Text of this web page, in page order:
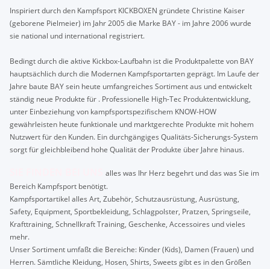
Inspiriert durch den Kampfsport KICKBOXEN gründete Christine Kaiser
(geborene Pielmeier) im Jahr 2005 die Marke BAY - im Jahre 2006 wurde
sie national und international registriert.
Bedingt durch die aktive Kickbox-Laufbahn ist die Produktpalette von BAY
hauptsächlich durch die Modernen Kampfsportarten geprägt. Im Laufe der
Jahre baute BAY sein heute umfangreiches Sortiment aus und entwickelt
ständig neue Produkte für . Professionelle High-Tec Produktentwicklung,
unter Einbeziehung von kampfsportspezifischem KNOW-HOW
gewährleisten heute funktionale und marktgerechte Produkte mit hohem
Nutzwert für den Kunden. Ein durchgängiges Qualitäts-Sicherungs-System
sorgt für gleichbleibend hohe Qualität der Produkte über Jahre hinaus.
alles was Ihr Herz begehrt und das was Sie im
Bereich Kampfsport benötigt.
Kampfsportartikel alles Art, Zubehör, Schutzausrüstung, Ausrüstung,
Safety, Equipment, Sportbekleidung, Schlagpolster, Pratzen, Springseile,
Krafttraining, Schnellkraft Training, Geschenke, Accessoires und vieles
mehr.
Unser Sortiment umfaßt die Bereiche: Kinder (Kids), Damen (Frauen) und
Herren. Sämtliche Kleidung, Hosen, Shirts, Sweets gibt es in den Größen